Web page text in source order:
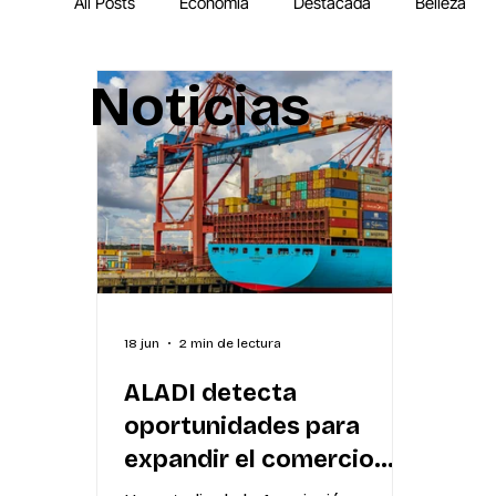
IA MEGA Experiencia Endeavor
ALADI detecta
oportunidades para
expandir el comercio
18 jun 2 min de lectura
Noticias